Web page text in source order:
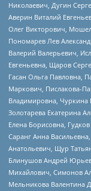
Николаевич, Дугин
Аверин Виталий
Олег Викторович,
Пономарев Лев
Валерий Валерьевич,
Евгеньевна, Щаров
Гасан Ольга Павловна,
Маркович, Пислакова-
Владимировна, Чуркина
Золотарева Екатерина
Елена Борисовна,
Саранг Анна
Анатольевич, Щур
Блинушов Андрей
Михайлович, Симонов
Мельникова Валентина